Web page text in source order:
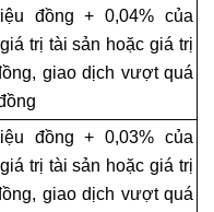
đồng + 0,04% của
trị tài sản hoặc giá trị
giao dịch vượt quá
đồng + 0,03% của
trị tài sản hoặc giá trị
giao dịch vượt quá